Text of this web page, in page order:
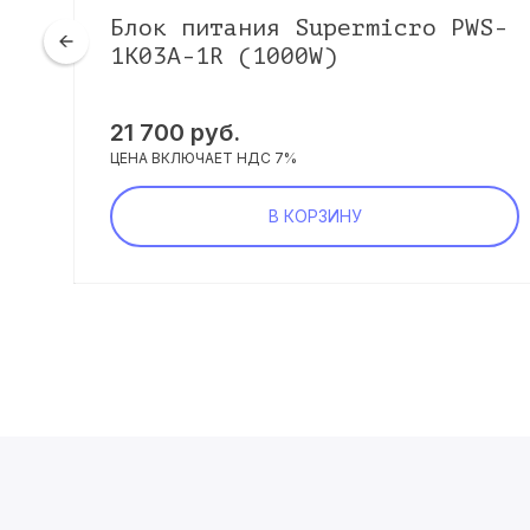
Блок питания Supermicro PWS-
1K03A-1R (1000W)
21 700 руб.
ЦЕНА ВКЛЮЧАЕТ НДС 7%
В КОРЗИНУ